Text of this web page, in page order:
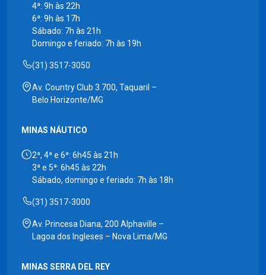
4ª: 9h às 22h
6ª: 9h às 17h
Sábado: 7h às 21h
Domingo e feriado: 7h às 19h
(31) 3517-3050
Av. Country Club 3.700, Taquaril –
Belo Horizonte/MG
MINAS NÁUTICO
2ª, 4ª e 6ª: 6h45 às 21h
3ª e 5ª: 6h45 às 22h
Sábado, domingo e feriado: 7h às 18h
(31) 3517-3000
Av. Princesa Diana, 200 Alphaville –
Lagoa dos Ingleses – Nova Lima/MG
MINAS SERRA DEL REY